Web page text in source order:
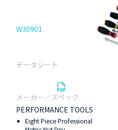
W30901
PERFORMANCE TOOLS
Eight Piece Professional